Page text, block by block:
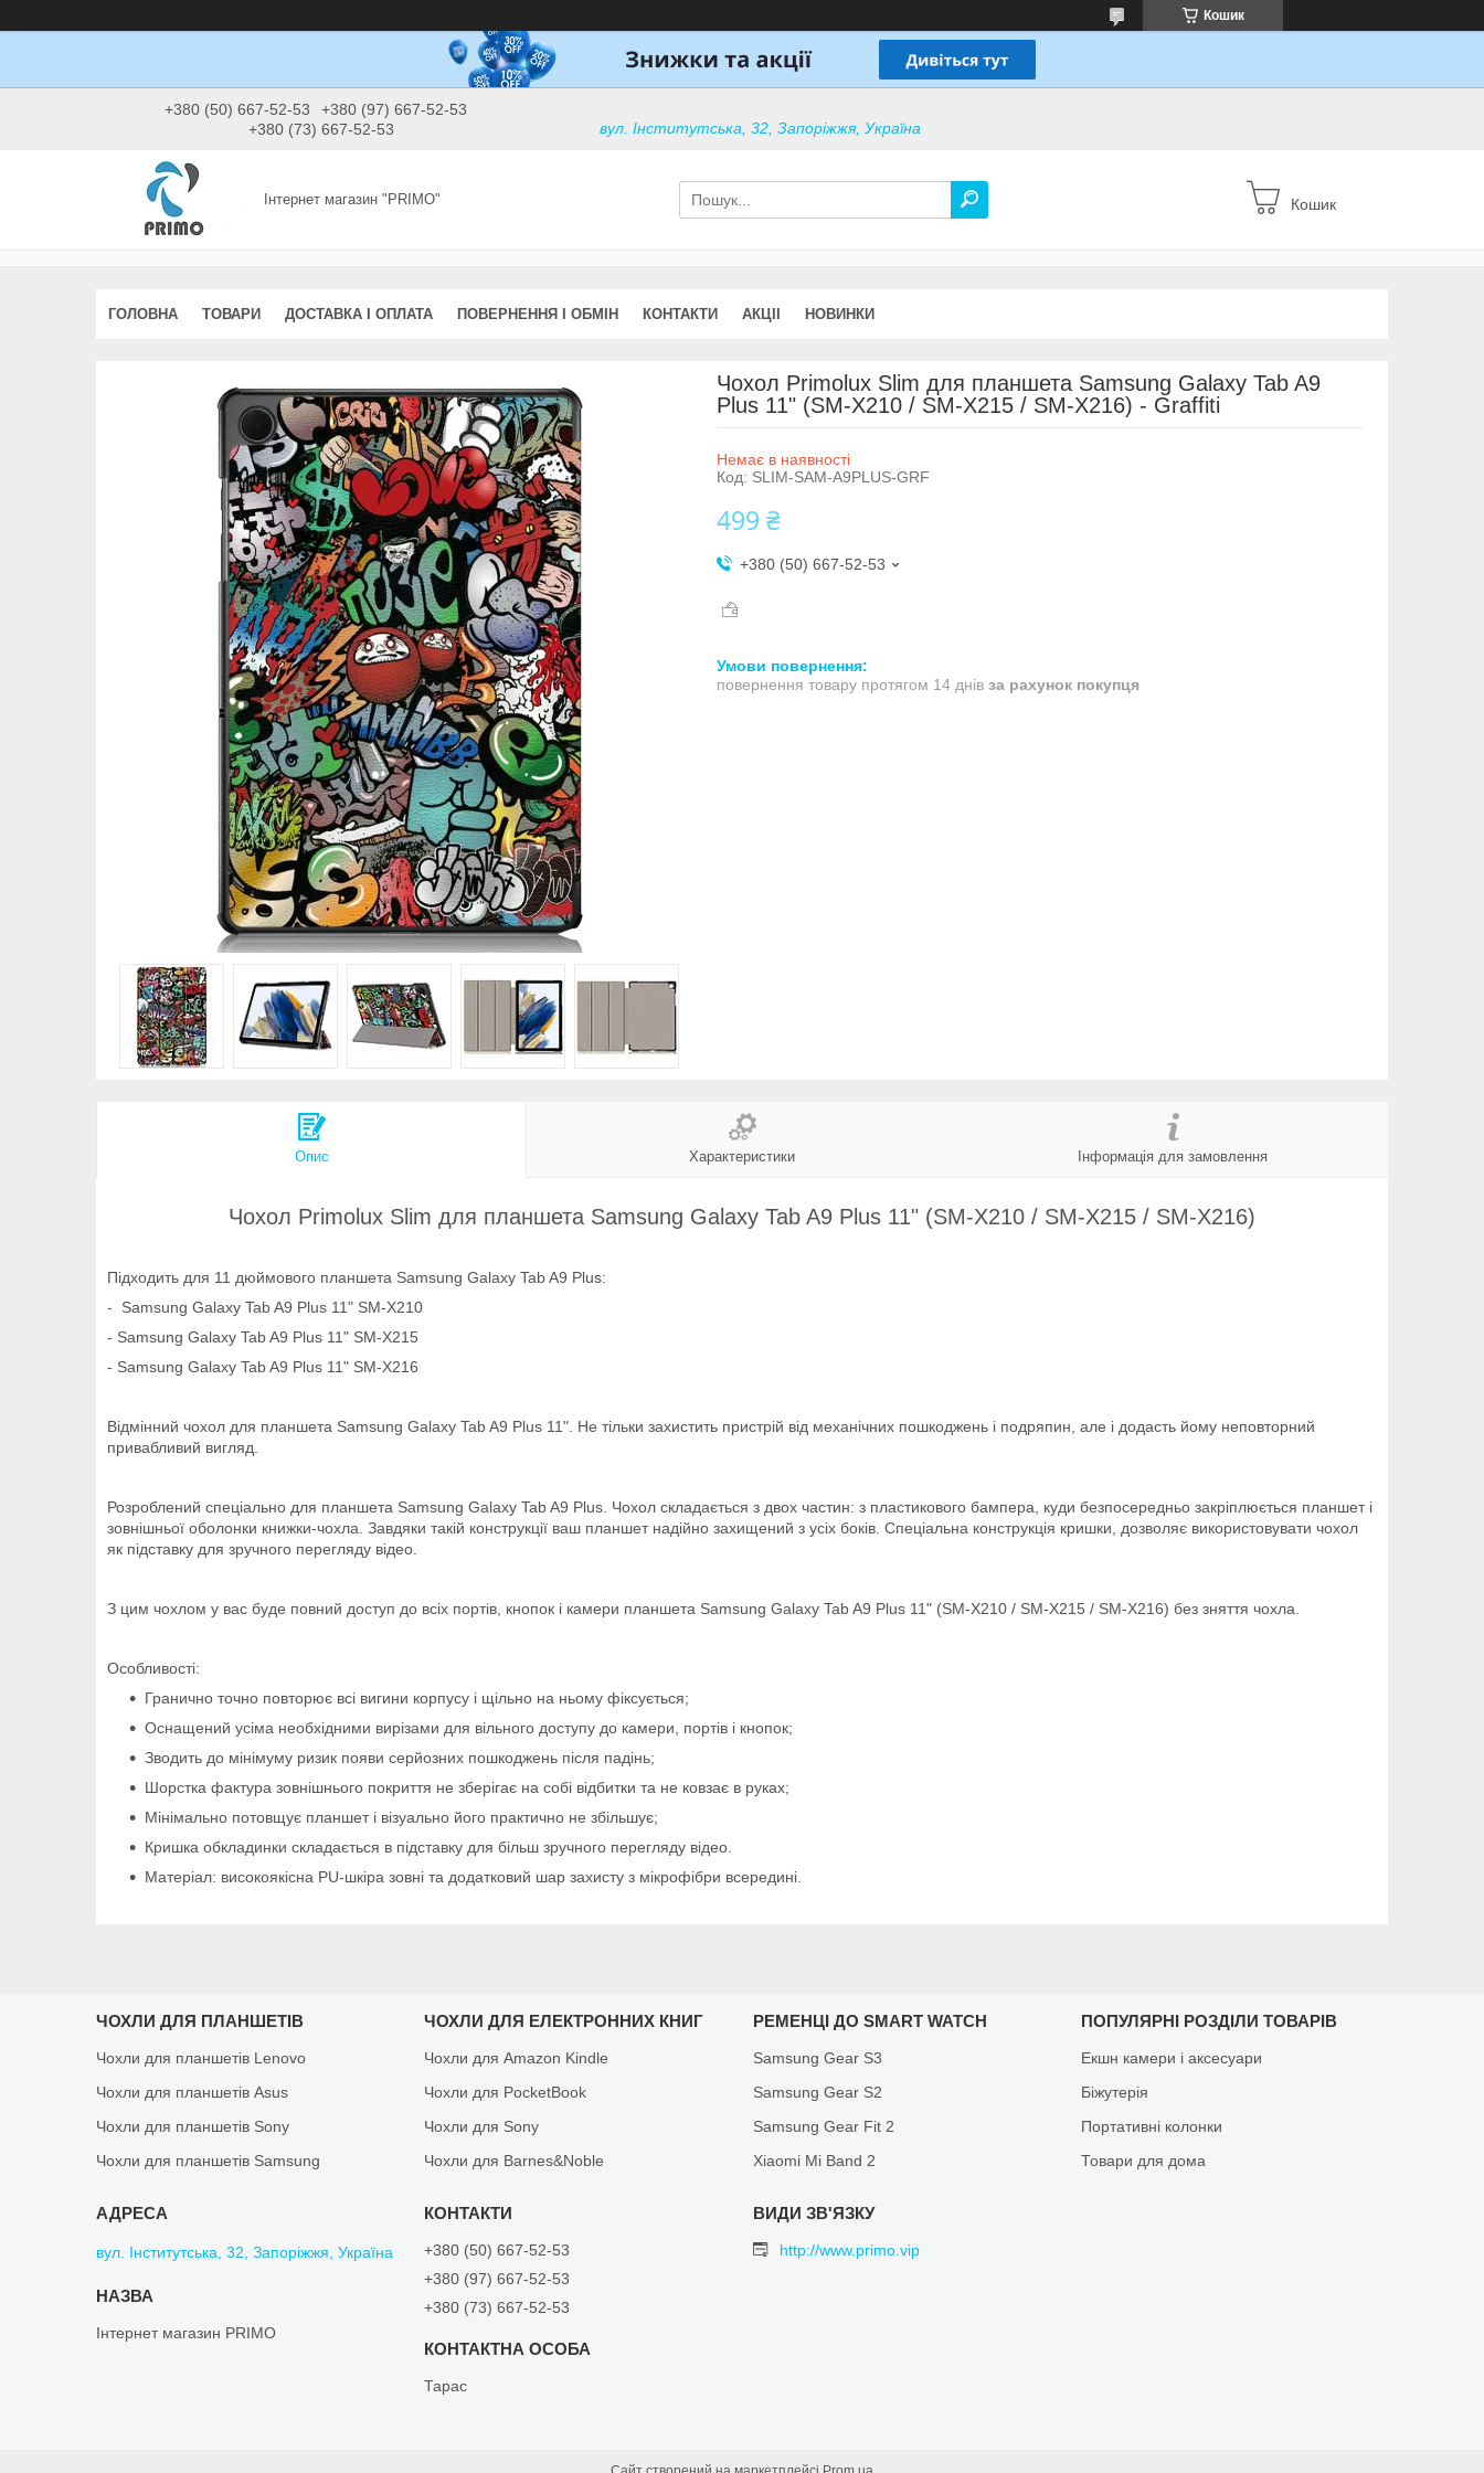
Кошик
+380 (50) 667-52-53
+380 (97) 667-52-53
+380 (73) 667-52-53
вул. Інститутська, 32, Запоріжжя, Україна
Інтернет магазин "PRIMO" Кошик
ГОЛОВНА ТОВАРИ ДОСТАВКА І ОПЛАТА ПОВЕРНЕННЯ І ОБМІН КОНТАКТИ АКЦІІ НОВИНКИ
Чохол Primolux Slim для планшета Samsung Galaxy Tab A9
Plus 11" (SM-X210 / SM-X215 / SM-X216) - Graffiti
Немає в наявності
Код: SLIM-SAM-A9PLUS-GRF
499 ₴
+380 (50) 667-52-53
повернення товару протягом 14 днів за рахунок покупця
Опис Характеристики Інформація для замовлення
Чохол Primolux Slim для планшета Samsung Galaxy Tab A9 Plus 11" (SM-X210 / SM-X215 / SM-X216)
Підходить для 11 дюймового планшета Samsung Galaxy Tab A9 Plus:
- Samsung Galaxy Tab A9 Plus 11" SM-X210
- Samsung Galaxy Tab A9 Plus 11" SM-X215
- Samsung Galaxy Tab A9 Plus 11" SM-X216
Відмінний чохол для планшета Samsung Galaxy Tab A9 Plus 11". Не тільки захистить пристрій від механічних пошкоджень і подряпин, але і додасть йому неповторний
привабливий вигляд.
Розроблений спеціально для планшета Samsung Galaxy Tab A9 Plus. Чохол складається з двох частин: з пластикового бампера, куди безпосередньо закріплюється планшет і
зовнішньої оболонки книжки-чохла. Завдяки такій конструкції ваш планшет надійно захищений з усіх боків. Спеціальна конструкція кришки, дозволяє використовувати чохол
як підставку для зручного перегляду відео.
З цим чохлом у вас буде повний доступ до всіх портів, кнопок і камери планшета Samsung Galaxy Tab A9 Plus 11" (SM-X210 / SM-X215 / SM-X216) без зняття чохла.
Особливості:
Гранично точно повторює всі вигини корпусу і щільно на ньому фіксується;
Оснащений усіма необхідними вирізами для вільного доступу до камери, портів і кнопок;
Зводить до мінімуму ризик появи серйозних пошкоджень після падінь;
Шорстка фактура зовнішнього покриття не зберігає на собі відбитки та не ковзає в руках;
Мінімально потовщує планшет і візуально його практично не збільшує;
Кришка обкладинки складається в підставку для більш зручного перегляду відео.
Матеріал: високоякісна PU-шкіра зовні та додатковий шар захисту з мікрофібри всередині.
ЧОХЛИ ДЛЯ ПЛАНШЕТІВ
Чохли для планшетів Lenovo
Чохли для планшетів Asus
Чохли для планшетів Sony
Чохли для планшетів Samsung
ЧОХЛИ ДЛЯ ЕЛЕКТРОННИХ КНИГ
Чохли для Amazon Kindle
Чохли для PocketBook
Чохли для Sony
Чохли для Barnes&Noble
РЕМЕНЦІ ДО SMART WATCH
Samsung Gear S3
Samsung Gear S2
Samsung Gear Fit 2
Xiaomi Mi Band 2
ПОПУЛЯРНІ РОЗДІЛИ ТОВАРІВ
Екшн камери і аксесуари
Біжутерія
Портативні колонки
Товари для дома
вул. Інститутська, 32, Запоріжжя, Україна
Інтернет магазин PRIMO
+380 (50) 667-52-53
+380 (97) 667-52-53
+380 (73) 667-52-53
Тарас
http://www.primo.vip